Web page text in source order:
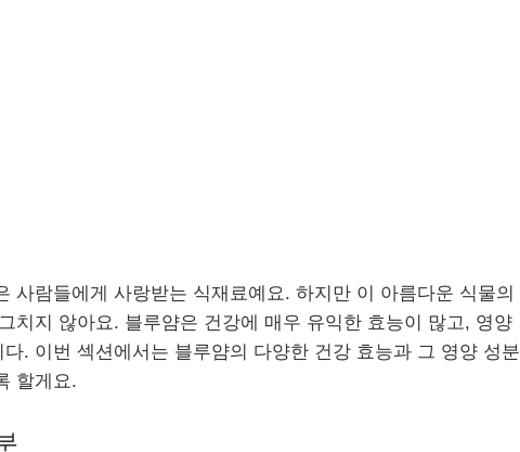
사람들에게 사랑받는 식재료예요. 하지만 이 아름다운 식물의
치지 않아요. 블루얌은 건강에 매우 유익한 효능이 많고, 영양
. 이번 섹션에서는 블루얌의 다양한 건강 효능과 그 영양 성분
할게요.